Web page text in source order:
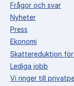
Frågor och svar
Nyheter
Press
Ekonomi
Skattereduktion
Lediga jobb
Vi ringer till